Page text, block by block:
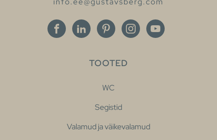
TOOTED
WC
Segistid
Valamud ja väikevalamud